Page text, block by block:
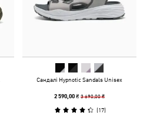
Сандалі Hypnotic Sandals Unisex
2 590,00 ₴3 690,00 ₴
(17)